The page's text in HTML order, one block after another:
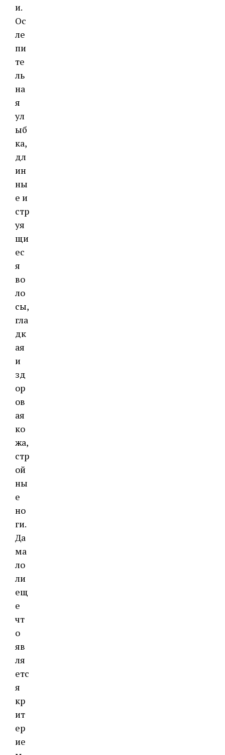
и.
Ос
ле
пи
те
ль
на
я
ул
ыб
ка,
дл
ин
ны
е и
стр
уя
щи
ес
я
во
ло
сы,
гла
дк
ая
и
зд
ор
ов
ая
ко
жа,
стр
ой
ны
е
но
ги.
Да
ма
ло
ли
ещ
е
чт
о
яв
ля
етс
я
кр
ит
ер
ие